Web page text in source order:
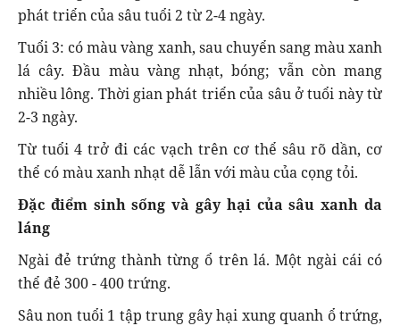
phát triển của sâu tuổi 2 từ 2-4 ngày.
Tuổi 3: có màu vàng xanh, sau chuyển sang màu xanh
lá cây. Đầu màu vàng nhạt, bóng; vẫn còn mang
nhiều lông. Thời gian phát triển của sâu ở tuổi này từ
2-3 ngày.
Từ tuổi 4 trở đi các vạch trên cơ thể sâu rõ dần, cơ
thể có màu xanh nhạt dễ lẫn với màu của cọng tỏi.
Đặc điểm sinh sống và gây hại của sâu xanh da
láng
Ngài đẻ trứng thành từng ổ trên lá. Một ngài cái có
thể đẻ 300 - 400 trứng.
Sâu non tuổi 1 tập trung gây hại xung quanh ổ trứng,